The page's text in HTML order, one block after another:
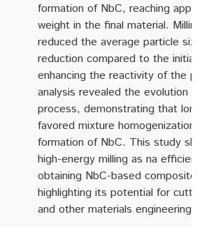
formation of NbC, reaching
weight in the final material.
reduced the average particle
reduction compared to the initial
enhancing the reactivity of the
analysis revealed the evolution
process, demonstrating that
favored mixture homogenization
formation of NbC. This study
high-energy milling as na
obtaining NbC-based composite
highlighting its potential for
and other materials engineering